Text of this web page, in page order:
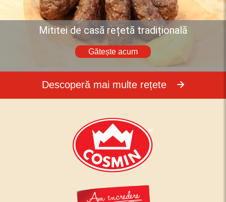
Mititei de casă rețetă tradițională
Gătește acum
Descoperă mai multe rețete